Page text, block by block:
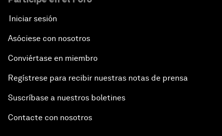
Iniciar sesión
Asóciese con nosotros
Conviértase en miembro
Regístrese para recibir nuestras notas de prensa
Suscríbase a nuestros boletines
Contacte con nosotros